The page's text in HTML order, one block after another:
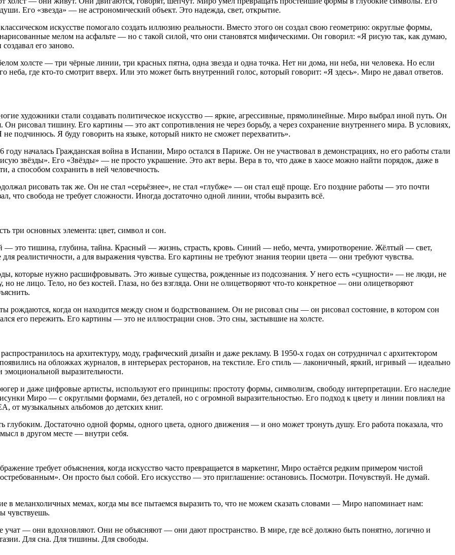
Его «звезда» — не астрономический объект. Это надежда, свет, открытие.
искусстве помогало создать иллюзию реальности. Вместо этого он создал свою геометрию: округлые формы,
мелом на асфальте — но с такой силой, что они становятся мифическими. Он говорил: «Я рисую так, как думаю,
его заново.
холсте — три чёрные линии, три красных пятна, одна звезда и одна точка. Нет ни дома, ни неба, ни человека. Но если
неба, где кто-то смотрит вверх. Или это может быть внутренний голос, который говорит: «Я здесь». Миро не давал ответов.
художники стали создавать политическое искусство — яркие, агрессивные, прямолинейные. Миро выбрал иной путь. Он
Он рисовал тишину. Его картины — это акт сопротивления не через борьбу, а через сохранение внутреннего мира. В условиях,
подчинюсь. Я буду говорить на языке, который никто не сможет перехватить».
году началась Гражданская война в Испании, Миро остался в Париже. Он не участвовал в демонстрациях, но его работы стали
звёзды». Его «Звёзды» — не просто украшение. Это акт веры. Вера в то, что даже в хаосе можно найти порядок, даже в
а способом сохранить в ней человечность.
рисовать так же. Он не стал «серьёзнее», не стал «глубже» — он стал ещё проще. Его поздние работы — это почти
что свобода не требует сложности. Иногда достаточно одной линии, чтобы выразить всё.
три основных элемента: цвет, символ и сон.
это тишина, глубина, тайна. Красный — жизнь, страсть, кровь. Синий — небо, мечта, умиротворение. Жёлтый — свет,
реалистичности, а для выражения чувства. Его картины не требуют знания теории цвета — они требуют чувства.
которые нужно расшифровывать. Это живые существа, рожденные из подсознания. У него есть «сущности» — не люди, не
не лицо. Тело, но без костей. Глаза, но без взгляда. Они не олицетворяют что-то конкретное — они олицетворяют
рождаются, когда он находится между сном и бодрствованием. Он не рисовал сны — он рисовал состояние, в котором сон
его пережить. Его картины — это не иллюстрации снов. Это сны, застывшие на холсте.
на архитектуру, моду, графический дизайн и даже рекламу. В 1950-х годах он сотрудничал с архитектором
на обложках журналов, в интерьерах ресторанов, на текстиле. Его стиль — лаконичный, яркий, игривый — идеально
эмоциональной выразительности.
и даже цифровые артисты, используют его принципы: простоту формы, символизм, свободу интерпретации. Его наследие
Миро — с округлыми формами, без деталей, но с огромной выразительностью. Его подход к цвету и линии повлиял на
от музыкальных альбомов до детских книг.
глубоким. Достаточно одной формы, одного цвета, одного движения — и оно может тронуть душу. Его работа показала, что
в другом месте — внутри себя.
требует объяснения, когда искусство часто превращается в маркетинг, Миро остаётся редким примером чистой
Он просто был собой. Его искусство — это приглашение: остановись. Посмотри. Почувствуй. Не думай.
в меланхоличных мемах, когда мы все пытаемся выразить то, что не можем сказать словами — Миро напоминает нам:
чувствуешь.
— они вдохновляют. Они не объясняют — они дают пространство. В мире, где всё должно быть понятно, логично и
Для сна. Для тишины. Для свободы.